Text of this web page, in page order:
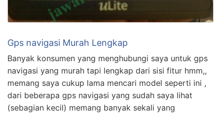
Gps navigasi Murah Lengkap
Banyak konsumen yang menghubungi saya untuk gps
navigasi yang murah tapi lengkap dari sisi fitur hmm,,
memang saya cukup lama mencari model seperti ini ,
dari beberapa gps navigasi yang sudah saya lihat
(sebagian kecil) memang banyak sekali yang